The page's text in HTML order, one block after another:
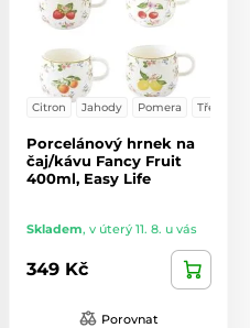
Citron Jahody Pomera Třešně
Porcelánový hrnek na
čaj/kávu Fancy Fruit
400ml, Easy Life
Skladem, v úterý 11. 8. u vás
349 Kč
Porovnat